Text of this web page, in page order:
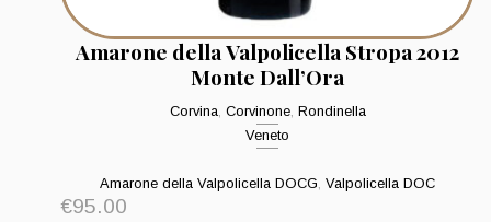
Amarone della Valpolicella Stropa 2012
Monte Dall’Ora
Corvina, Corvinone, Rondinella
Veneto
Amarone della Valpolicella DOCG, Valpolicella DOC
€95.00